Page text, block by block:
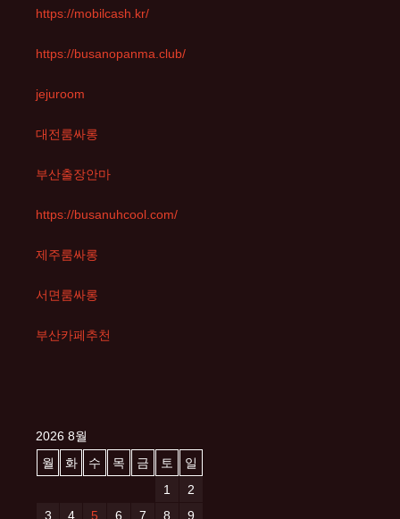
https://mobilcash.kr/
https://busanopanma.club/
jejuroom
대전룸싸롱
부산출장안마
https://busanuhcool.com/
제주룸싸롱
서면룸싸롱
부산카페추천
2026 8월
월
화 수 목 금 토
일
1
2
3
4 5 6 7 8 9